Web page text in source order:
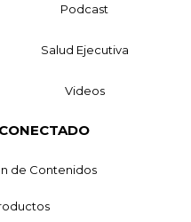
Podcast
Salud Ejecutiva
Videos
de Contenidos